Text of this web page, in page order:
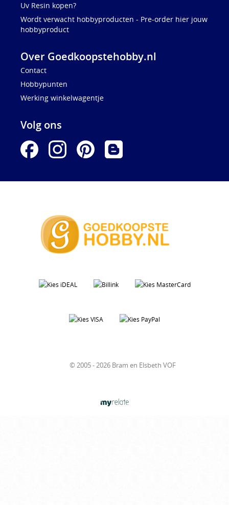
Uv Resin kopen?
Wordt verwacht hobbyproducten - Pre-order hier jouw
hobbyproduct
Over Goedkoopstehobby.nl
Contact
Hobbypunten
Werking winkelwagentje
Volg ons
© 2005 - 2026 Bram en Elsbeth VOF